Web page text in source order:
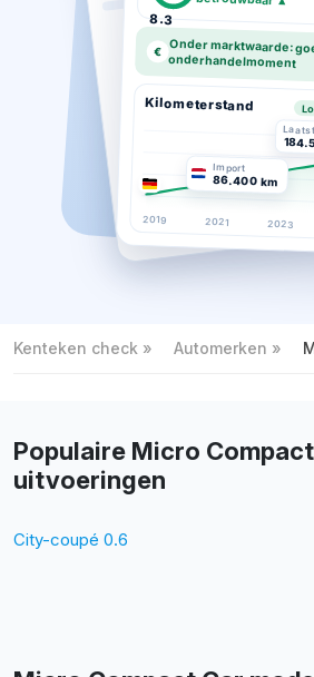
8.3
€ Onder marktwaarde:
onderhandelmoment
Kilometerstand
Import
86.400 km
2019 2021 2023
Kenteken check Automerken
Populaire Micro
uitvoeringen
City-coupé 0.6